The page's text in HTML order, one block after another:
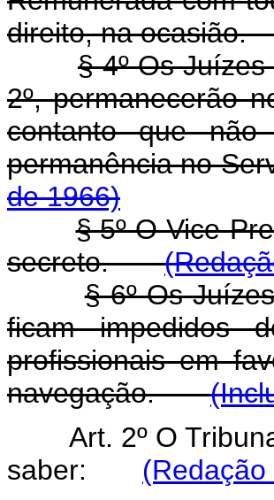
direito, na
§ 4º Os
2º, permanecerão
contanto que
permanência no
de 1966)
§ 5º O Vice-
secreto.
§ 6º Os
ficam impedidos
profissionais em
navegação.
Art. 2º O
saber: